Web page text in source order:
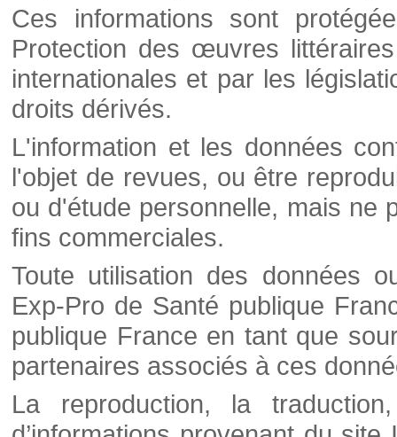
Ces informations sont
Protection des œuvres
internationales et par les
droits dérivés.
L'information et les données
l'objet de revues, ou être
ou d'étude personnelle, mais ne
fins commerciales.
Toute utilisation des données
Exp-Pro de Santé publique
publique France en tant que
partenaires associés à ces
La reproduction, la